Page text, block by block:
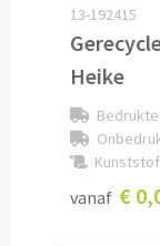
Agenda's
Bureau
Bureaulampen
Linialen
13-192415
Heike
vanaf €